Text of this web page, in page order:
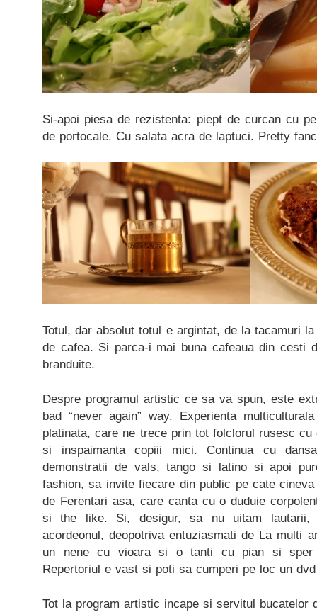
Si-apoi piesa de rezistenta: piept de curcan cu
de portocale. Cu salata acra de laptuci. Pretty
Totul, dar absolut totul e argintat, de la tacamuri
de cafea. Si parca-i mai buna cafeaua din cesti
branduite.
Despre programul artistic ce sa va spun, este
bad “never again” way. Experienta
platinata, care ne trece prin tot folclorul rusesc
si inspaimanta copiii mici. Continua cu
demonstratii de vals, tango si latino si apoi
fashion, sa invite fiecare din public pe cate
de Ferentari asa, care canta cu o duduie
si the like. Si, desigur, sa nu uitam
acordeonul, deopotriva entuziasmati de La multi
un nene cu vioara si o tanti cu pian si sper
Repertoriul e vast si poti sa cumperi pe loc un
Tot la program artistic incape si servitul bucatelor